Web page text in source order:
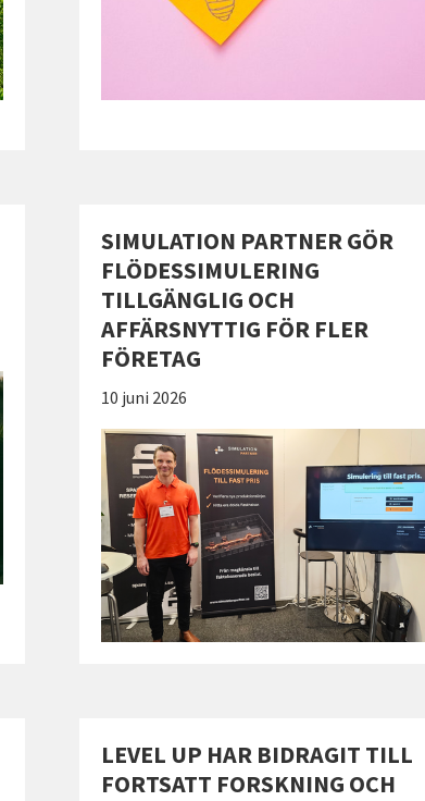
SIMULATION PARTNER GÖR
FLÖDESSIMULERING
TILLGÄNGLIG OCH
AFFÄRSNYTTIG FÖR FLER
FÖRETAG
Publicerad:
10 juni 2026
LEVEL UP HAR BIDRAGIT TILL
FORTSATT FORSKNING OCH